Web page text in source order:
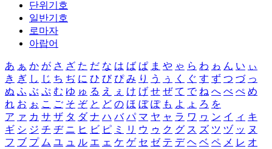
단위기호
일반기호
로마자
아랍어
あ ぁ か が さ ざ た だ な は ば ぱ ま や ゃ ら わ ゎ ん い ぃ
き ぎ し じ ち ぢ に ひ び ぴ み り う ぅ く ぐ す ず つ づ っ
ぬ ふ ぶ ぷ む ゆ ゅ る え ぇ け げ せ ぜ て で ね へ べ ぺ め
れ お ぉ こ ご そ ぞ と ど の ほ ぼ ぽ も よ ょ ろ を
ア ァ カ サ ザ タ ダ ナ ハ バ パ マ ヤ ャ ラ ワ ヮ ン イ ィ キ
ギ シ ジ チ ヂ ニ ヒ ビ ピ ミ リ ウ ゥ ク グ ス ズ ツ ヅ ッ ヌ
フ ブ プ ム ユ ュ ル エ ェ ケ ゲ セ ゼ テ デ ヘ ベ ペ メ レ オ